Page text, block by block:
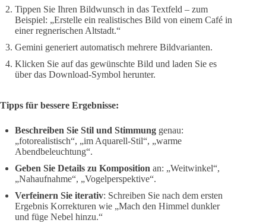
Tippen Sie Ihren Bildwunsch in das Textfeld – zum
Beispiel: „Erstelle ein realistisches Bild von einem Café in
einer regnerischen Altstadt.“
Gemini generiert automatisch mehrere Bildvarianten.
Klicken Sie auf das gewünschte Bild und laden Sie es
über das Download-Symbol herunter.
Tipps für bessere Ergebnisse:
Beschreiben Sie Stil und Stimmung genau:
„fotorealistisch“, „im Aquarell-Stil“, „warme
Abendbeleuchtung“.
Geben Sie Details zu Komposition an: „Weitwinkel“,
„Nahaufnahme“, „Vogelperspektive“.
Verfeinern Sie iterativ: Schreiben Sie nach dem ersten
Ergebnis Korrekturen wie „Mach den Himmel dunkler
und füge Nebel hinzu.“